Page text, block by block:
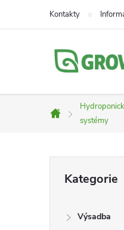
Kontakty
Domůsystémy
kategorie
Kategorie
Výsadba